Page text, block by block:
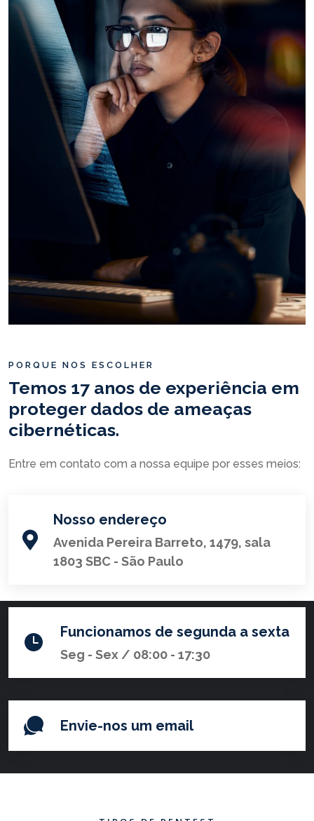
PORQUE NOS ESCOLHER
Temos 17 anos de experiência em
proteger dados de ameaças
cibernéticas.
Entre em contato com a nossa equipe por esses meios:
Nosso endereço
Avenida Pereira Barreto, 1479, sala
1803 SBC - São Paulo
Funcionamos de segunda a sexta
Seg - Sex / 08:00 - 17:30
Envie-nos um email